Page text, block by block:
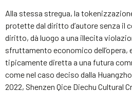
Alla stessa stregua, la
protette dal diritto d’autore senza il
diritto, dà luogo a una illecita
sfruttamento economico dell’opera,
tipicamente diretta a una futura
come nel caso deciso dalla
2022, Shenzen Qice Diechu Cultural